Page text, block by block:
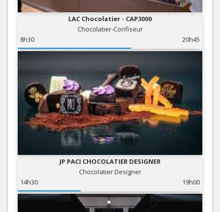
LAC Chocolatier - CAP3000
Chocolatier-Confiseur
8h30
20h45
JP PACI CHOCOLATIER DESIGNER
Chocolatier Designer
14h30
19h00